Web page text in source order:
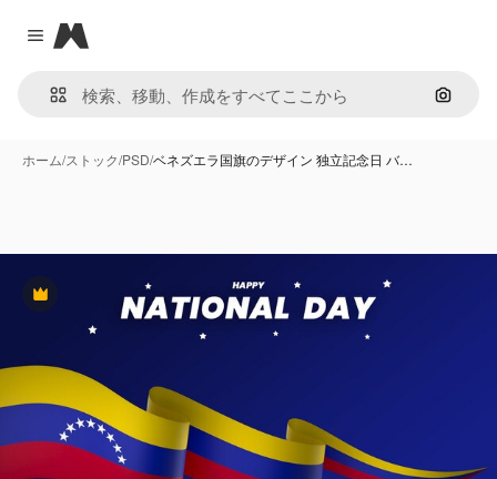
Close menu
Magnific
画像で
ホーム/ストック/PSD/ベネズエラ国旗のデザイン 独立記念日 バ…
Premium